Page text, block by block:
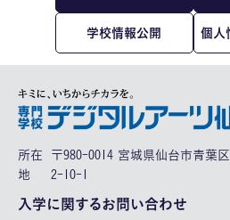
学校情報公開 個人
所在
地
〒980-0014 宮城県仙台市青葉
2-10-1
入学に関するお問い合わせ